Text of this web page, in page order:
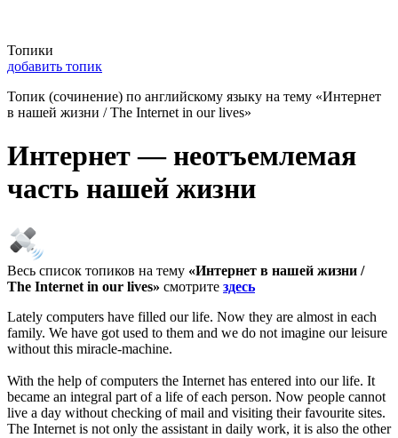
Топики
добавить топик
Топик (сочинение) по английскому языку на тему «Интернет
в нашей жизни / The Internet in our lives»
Интернет — неотъемлемая
часть нашей жизни
Весь список топиков на тему «Интернет в нашей жизни /
The Internet in our lives» смотрите здесь
Lately computers have filled our life. Now they are almost in each
family. We have got used to them and we do not imagine our leisure
without this miracle-machine.
With the help of computers the Internet has entered into our life. It
became an integral part of a life of each person. Now people cannot
live a day without checking of mail and visiting their favourite sites.
The Internet is not only the assistant in daily work, it is also the other